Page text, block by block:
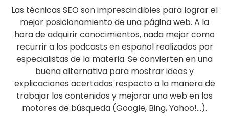
Las técnicas SEO son imprescindibles para lograr el
mejor posicionamiento de una página web. A la
hora de adquirir conocimientos, nada mejor como
recurrir a los podcasts en español realizados por
especialistas de la materia. Se convierten en una
buena alternativa para mostrar ideas y
explicaciones acertadas respecto a la manera de
trabajar los contenidos y mejorar una web en los
motores de búsqueda (Google, Bing, Yahoo!…).